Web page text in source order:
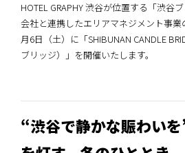
HOTEL GRAPHY 渋谷が位置する「渋谷
会社と連携したエリアマネジメント事
月6日（土）に「SHIBUNAN CANDLE
ブリッジ）」を開催いたします。
“渋谷で静かな賑わい